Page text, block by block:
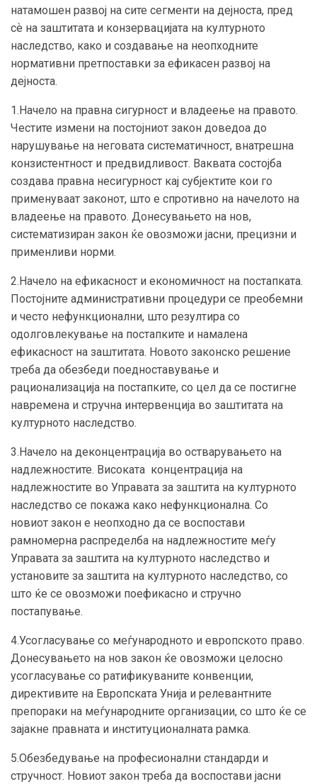
натамошен развој на сите сегменти на дејноста, пред
сѐ на заштитата и конзервацијата на културното
наследство, како и создавање на неопходните
нормативни претпоставки за ефикасен развој на
дејноста.
1.Начело на правна сигурност и владеење на правото.
Честите измени на постојниот закон доведоа до
нарушување на неговата систематичност, внатрешна
конзистентност и предвидливост. Ваквата состојба
создава правна несигурност кај субјектите кои го
применуваат законот, што е спротивно на начелото на
владеење на правото. Донесувањето на нов,
систематизиран закон ќе овозможи јасни, прецизни и
применливи норми.
2.Начело на ефикасност и економичност на постапката.
Постојните административни процедури се преобемни
и често нефункционални, што резултира со
одолговлекување на постапките и намалена
ефикасност на заштитата. Новото законско решение
треба да обезбеди поедноставување и
рационализација на постапките, со цел да се постигне
навремена и стручна интервенција во заштитата на
културното наследство.
3.Начело на деконцентрација во остварувањето на
надлежностите. Високата концентрација на
надлежностите во Управата за заштита на културното
наследство се покажа како нефункционална. Со
новиот закон е неопходно да се воспостави
рамномерна распределба на надлежностите меѓу
Управата за заштита на културното наследство и
установите за заштита на културното наследство, со
што ќе се овозможи поефикасно и стручно
постапување.
4.Усогласување со меѓународното и европското право.
Донесувањето на нов закон ќе овозможи целосно
усогласување со ратификуваните конвенции,
директивите на Европската Унија и релевантните
препораки на меѓународните организации, со што ќе се
зајакне правната и институционалната рамка.
5.Обезбедување на професионални стандарди и
стручност. Новиот закон треба да воспостави јасни